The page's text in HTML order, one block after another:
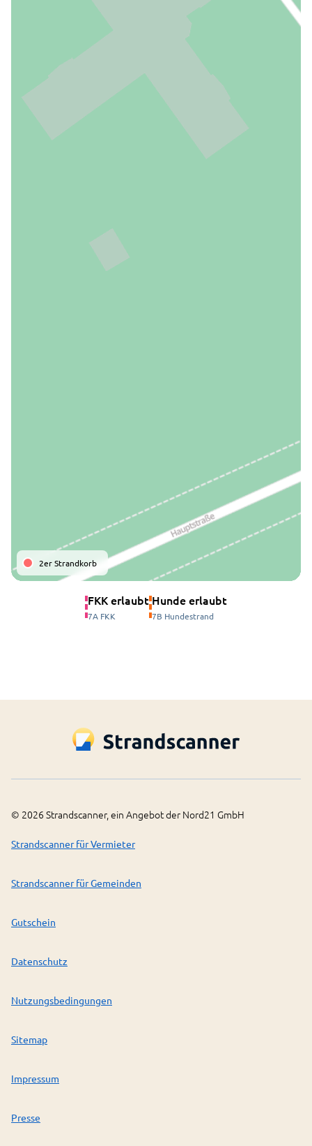
2er Strandkorb
FKK erlaubt
7A FKK
Hunde erlaubt
7B Hundestrand
© 2026 Strandscanner, ein Angebot der Nord21 GmbH
Strandscanner für Vermieter
Strandscanner für Gemeinden
Gutschein
Datenschutz
Nutzungsbedingungen
Sitemap
Impressum
Presse